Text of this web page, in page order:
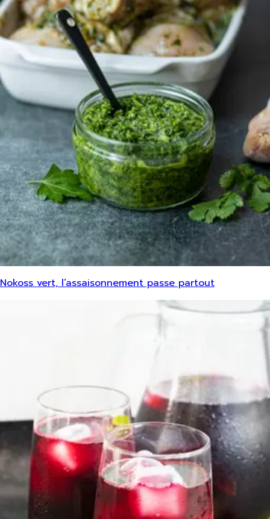
Nokoss vert, l’assaisonnement passe partout